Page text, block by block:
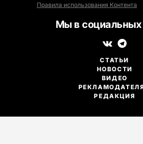
Правила использования Контента
Мы в социальных
СТАТЬИ
НОВОСТИ
ВИДЕО
РЕДАКЦИЯ